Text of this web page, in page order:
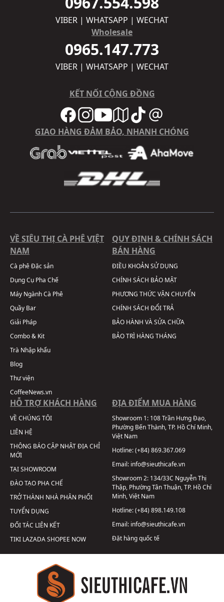
VIBER | WHATSAPP | WECHAT
Wholesale
0965.147.773
VIBER | WHATSAPP | WECHAT
KẾT NỐI CỘNG ĐỒNG
GIAO HÀNG ĐẢM BẢO, NHANH CHÓNG
VỀ SIÊU THỊ CÀ PHÊ VIỆT
NAM
Cà phê Đặc sản
Dụng Cụ Pha Chế
Máy Ngành Cà Phê
Quầy Bar
Giải Pháp
Combo & Kit
Trà Nhập khẩu
Blog
Thư viện
CoffeeNews.vn
QUY ĐỊNH & CHÍNH SÁCH
BÁN HÀNG
ĐIỀU KHOẢN SỬ DỤNG
CHÍNH SÁCH BẢO MẬT
PHƯƠNG THỨC VẬN CHUYỂN
CHÍNH SÁCH ĐỔI TRẢ
BẢO HÀNH VÀ SỬA CHỮA
BẢO TRÌ HÀNG THÁNG
HỖ TRỢ KHÁCH HÀNG
VỀ CHÚNG TÔI
LIÊN HỆ
THÔNG BÁO CẬP NHẬT ĐỊA CHỈ
MỚI
TẠI SHOWROOM
ĐÀO TẠO PHA CHẾ
TRỞ THÀNH NHÀ PHÂN PHỐI
TUYỂN DỤNG
ĐỐI TÁC LIÊN KẾT
TIKI LAZADASHOPEE NOW
ĐỊA ĐIỂM MUA HÀNG
Showroom 1: 108 Trần Hưng Đạo,
Phường Bến Thành, TP. Hồ Chí Minh,
Việt Nam
Hotline:(+84) 869.367.069
Email: info@sieuthicafe.vn
Showroom 2: 134/33C Nguyễn Thị
Thập, Phường Tân Thuận, TP. Hồ Chí
Minh, Việt Nam
Hotline:(+84) 898.149.108
Email: info@sieuthicafe.vn
Đặt hàng quốc tế